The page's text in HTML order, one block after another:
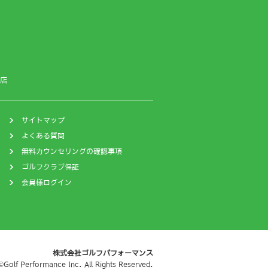
サイトマップ
よくある質問
無料カウンセリングの確認事項
ゴルフクラブ保証
会員様ログイン
株式会社ゴルフパフォーマンス
Performance Inc. All Rights Reserved.